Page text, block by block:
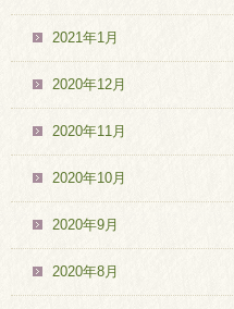
2021年1月
2020年12月
2020年11月
2020年10月
2020年9月
2020年8月